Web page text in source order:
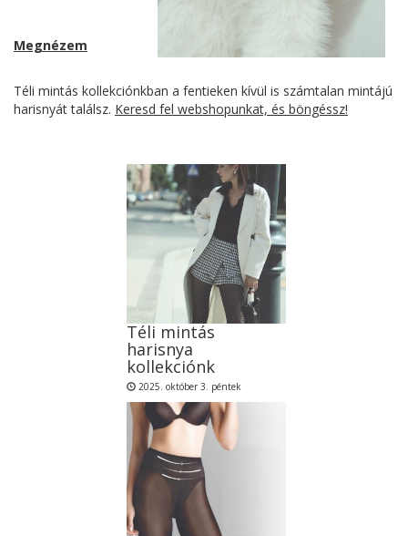
Megnézem
Téli mintás kollekciónkban a fentieken kívül is számtalan mintájú
harisnyát találsz. Keresd fel webshopunkat, és böngéssz!
Téli mintás
harisnya
kollekciónk
2025. október 3. péntek